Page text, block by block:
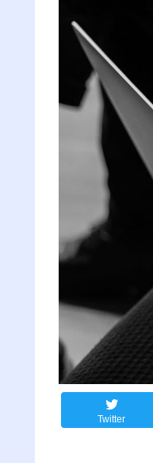
Twitter